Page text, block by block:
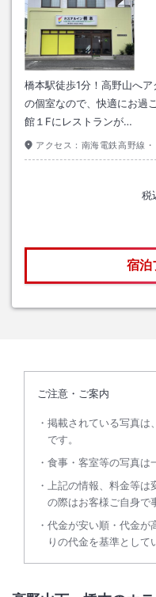
橋本駅徒歩1分！高野山へ
の個室なので、快適にお過
館１Fにレストランが…
アクセス： 南海電鉄高野線
税
宿泊
ご注意・ご案内
掲載されている写真は
です。
食事・客室等の写真は
上記の情報、料金等は
の際はお客様ご自身で
代金が安い順・代金が
りの代金を基準として